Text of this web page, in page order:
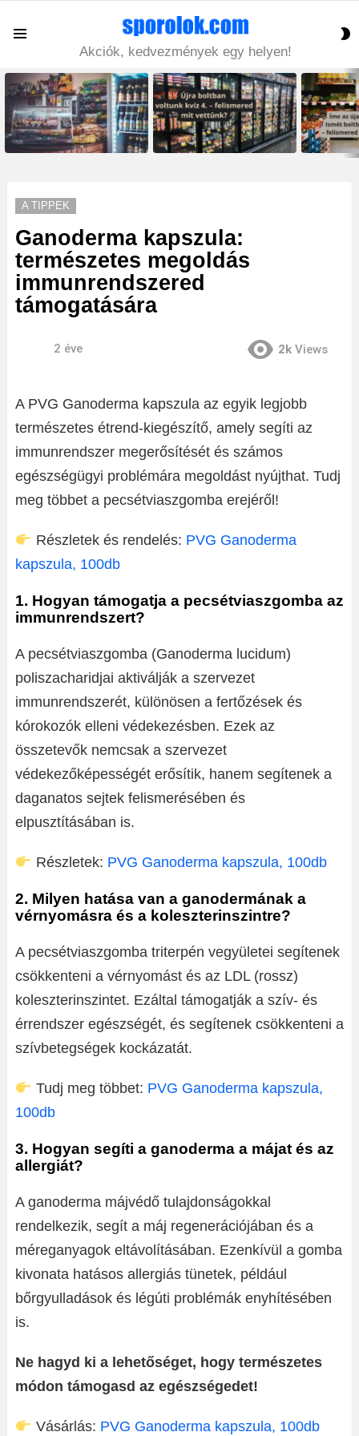
Akciók, kedvezmények egy helyen!
LATEST
STORIES
A TIPPEK
Ganoderma kapszula:
természetes megoldás
immunrendszered
támogatására
2 éve 2k Views
A PVG Ganoderma kapszula az egyik legjobb
természetes étrend-kiegészítő, amely segíti az
immunrendszer megerősítését és számos
egészségügyi problémára megoldást nyújthat. Tudj
meg többet a pecsétviaszgomba erejéről!
Részletek és rendelés: PVG Ganoderma
kapszula, 100db
1. Hogyan támogatja a pecsétviaszgomba az
immunrendszert?
A pecsétviaszgomba (Ganoderma lucidum)
poliszacharidjai aktiválják a szervezet
immunrendszerét, különösen a fertőzések és
kórokozók elleni védekezésben. Ezek az
összetevők nemcsak a szervezet
védekezőképességét erősítik, hanem segítenek a
daganatos sejtek felismerésében és
elpusztításában is.
Részletek: PVG Ganoderma kapszula, 100db
2. Milyen hatása van a ganodermának a
vérnyomásra és a koleszterinszintre?
A pecsétviaszgomba triterpén vegyületei segítenek
csökkenteni a vérnyomást és az LDL (rossz)
koleszterinszintet. Ezáltal támogatják a szív- és
érrendszer egészségét, és segítenek csökkenteni a
szívbetegségek kockázatát.
Tudj meg többet: PVG Ganoderma kapszula,
100db
3. Hogyan segíti a ganoderma a májat és az
allergiát?
A ganoderma májvédő tulajdonságokkal
rendelkezik, segít a máj regenerációjában és a
méreganyagok eltávolításában. Ezenkívül a gomba
kivonata hatásos allergiás tünetek, például
bőrgyulladások és légúti problémák enyhítésében
is.
Ne hagyd ki a lehetőséget, hogy természetes
módon támogasd az egészségedet!
Vásárlás: PVG Ganoderma kapszula, 100db